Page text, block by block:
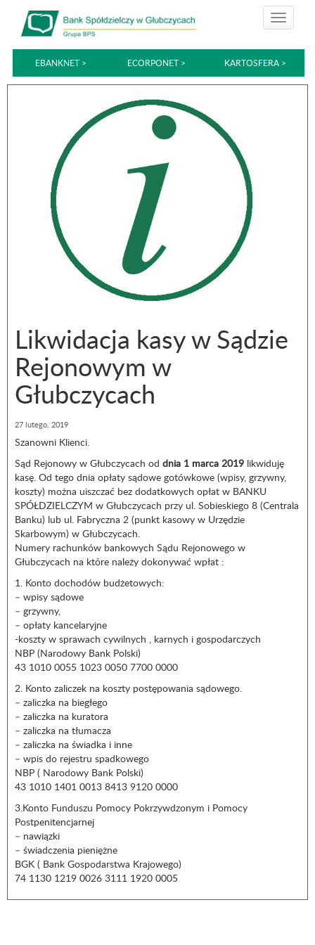
KARTOSFERA >
ECORPONET >
EBANKNET >
Likwidacja kasy w Sądzie
Rejonowym w
Głubczycach
27 lutego, 2019
Szanowni Klienci.
Sąd Rejonowy w Głubczycach od dnia 1 marca 2019 likwiduję
kasę. Od tego dnia opłaty sądowe gotówkowe (wpisy, grzywny,
koszty) można uiszczać bez dodatkowych opłat w BANKU
SPÓŁDZIELCZYM w Głubczycach przy ul. Sobieskiego 8 (Centrala
Banku) lub ul. Fabryczna 2 (punkt kasowy w Urzędzie
Skarbowym) w Głubczycach.
Numery rachunków bankowych Sądu Rejonowego w
Głubczycach na które należy dokonywać wpłat :
1. Konto dochodów budżetowych:
– wpisy sądowe
– grzywny,
– opłaty kancelaryjne
-koszty w sprawach cywilnych , karnych i gospodarczych
NBP (Narodowy Bank Polski)
43 1010 0055 1023 0050 7700 0000
2. Konto zaliczek na koszty postępowania sądowego.
– zaliczka na biegłego
– zaliczka na kuratora
– zaliczka na tłumacza
– zaliczka na świadka i inne
– wpis do rejestru spadkowego
NBP ( Narodowy Bank Polski)
43 1010 1401 0013 8413 9120 0000
3.Konto Funduszu Pomocy Pokrzywdzonym i Pomocy
Postpenitencjarnej
– nawiązki
– świadczenia pieniężne
BGK ( Bank Gospodarstwa Krajowego)
74 1130 1219 0026 3111 1920 0005